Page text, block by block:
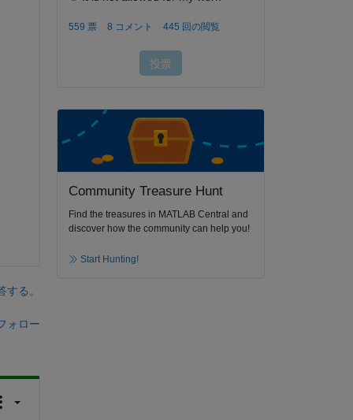
る。
ォロー
Community Treasure Hunt
Find the treasures in MATLAB Central and
discover how the community can help you!
Start Hunting!